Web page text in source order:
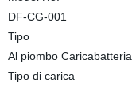
DF-CG-001
Tipo
Al piombo Caricabatteria
Tipo di carica